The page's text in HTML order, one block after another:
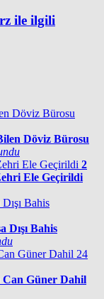
ile ilgili
Döviz Bürosu
2
Ele Geçirildi
Dışı Bahis
Can Güner Dahil